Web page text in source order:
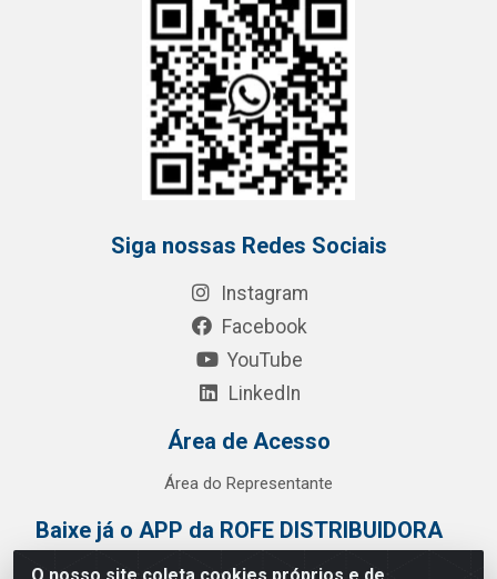
Siga nossas Redes Sociais
Instagram
Facebook
YouTube
LinkedIn
Área de Acesso
Área do Representante
Baixe já o APP da ROFE DISTRIBUIDORA